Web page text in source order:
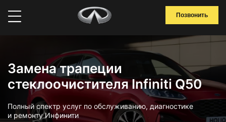
Позвонить
Замена трапеции
стеклоочистителя Infiniti Q50
Полный спектр услуг по обслуживанию, диагностике
и ремонту Инфинити